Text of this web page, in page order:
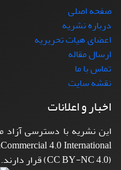
صفحه اصلی
درباره نشریه
اعضای هیات تحریریه
ارسال مقاله
تماس با ما
نقشه سایت
اخبار و اعلانات
این نشریه با دسترسی
4.0 International
(CC BY-NC 4.0) قرار دارند.